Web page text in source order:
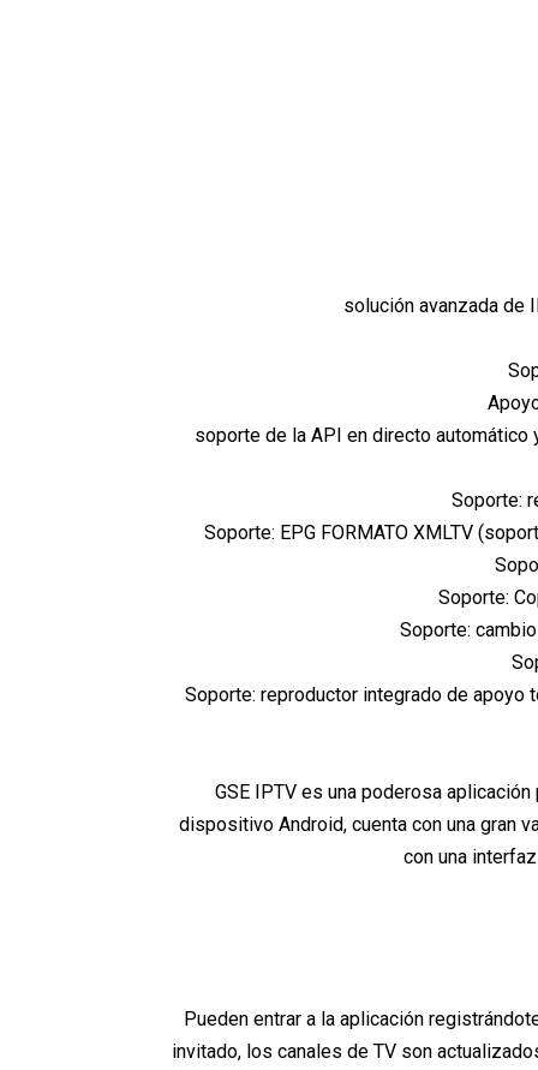
solución avanzada de
soporte de la API en directo automático
Soporte:
Soporte: EPG FORMATO XMLTV
Soporte:
Soporte:
Soporte: reproductor integrado de apoyo
GSE IPTV es una poderosa
dispositivo Android, cuenta con una gran
con una
Pueden entrar a la aplicación
invitado, los canales de TV son